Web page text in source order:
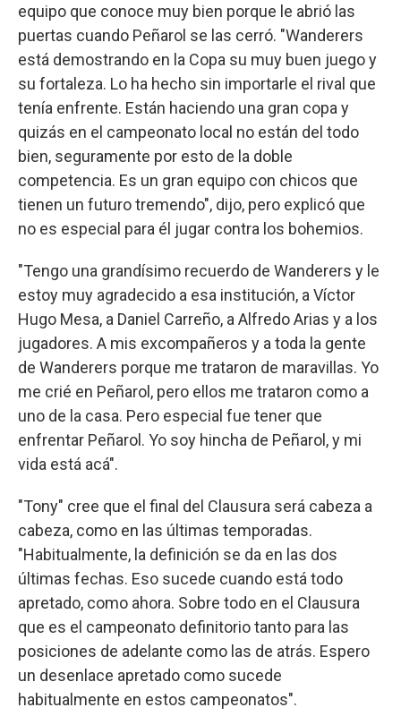
equipo que conoce muy bien porque le abrió las
puertas cuando Peñarol se las cerró. "Wanderers
está demostrando en la Copa su muy buen juego y
su fortaleza. Lo ha hecho sin importarle el rival que
tenía enfrente. Están haciendo una gran copa y
quizás en el campeonato local no están del todo
bien, seguramente por esto de la doble
competencia. Es un gran equipo con chicos que
tienen un futuro tremendo", dijo, pero explicó que
no es especial para él jugar contra los bohemios.
"Tengo una grandísimo recuerdo de Wanderers y le
estoy muy agradecido a esa institución, a Víctor
Hugo Mesa, a Daniel Carreño, a Alfredo Arias y a los
jugadores. A mis excompañeros y a toda la gente
de Wanderers porque me trataron de maravillas. Yo
me crié en Peñarol, pero ellos me trataron como a
uno de la casa. Pero especial fue tener que
enfrentar Peñarol. Yo soy hincha de Peñarol, y mi
vida está acá".
"Tony" cree que el final del Clausura será cabeza a
cabeza, como en las últimas temporadas.
"Habitualmente, la definición se da en las dos
últimas fechas. Eso sucede cuando está todo
apretado, como ahora. Sobre todo en el Clausura
que es el campeonato definitorio tanto para las
posiciones de adelante como las de atrás. Espero
un desenlace apretado como sucede
habitualmente en estos campeonatos".